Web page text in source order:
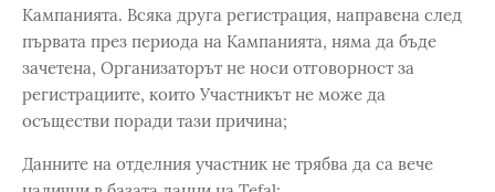
Кампанията. Всяка друга регистрация, направена след
първата през периода на Кампанията, няма да бъде
зачетена, Организаторът не носи отговорност за
регистрациите, които Участникът не може да
осъществи поради тази причина;
Данните на отделния участник не трябва да са вече